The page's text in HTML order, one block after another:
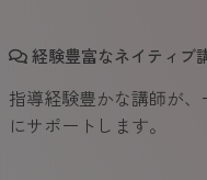
経験豊富なネイティブ
指導経験豊かな講師が
にサポートします。